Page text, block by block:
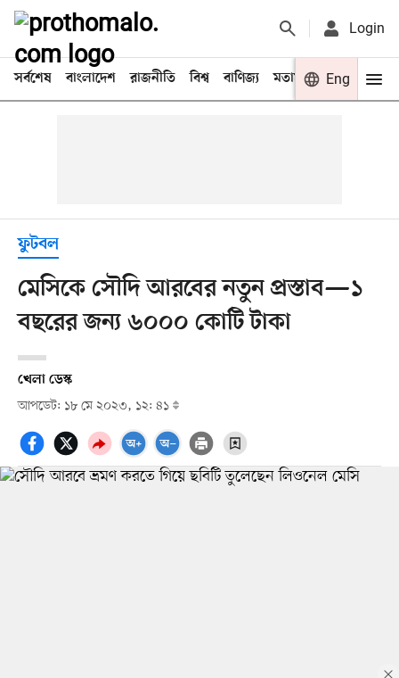
Login
সর্বশেষ বাংলাদেশ রাজনীতি বিশ্ব বাণিজ্য মতামত খেলা
Eng
ফুটবল
মেসিকে সৌদি আরবের নতুন প্রস্তাব—১
বছরের জন্য ৬০০০ কোটি টাকা
খেলা ডেস্ক
আপডেট: ১৮ মে ২০২৩, ১২: ৪১